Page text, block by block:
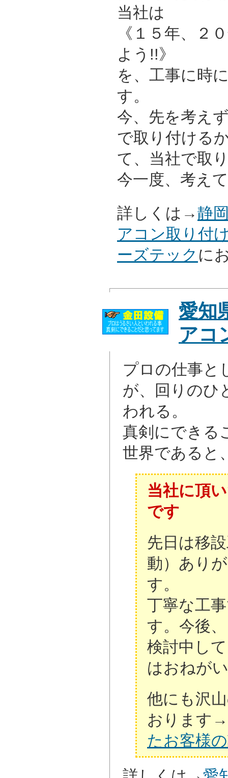
当社は
《１５年、２
よう!!》
を、工事に時
す。
今、先を考え
で取り付ける
て、当社で取
今一度、考え
詳しくは→静
アコン取り付
ーズテック に
愛知
アコ
プロの仕事と
が、回りのひ
われる。
真剣にできる
世界であると
当社に頂
です
先日は移
動）あり
す。
丁寧な工
す。今後
検討中し
はおねが
他にも沢
おります→
たお客様